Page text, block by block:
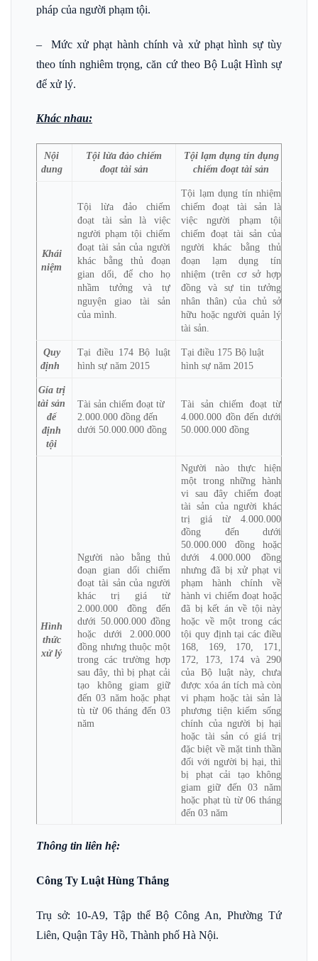
pháp của người phạm tội.
– Mức xử phạt hành chính và xử phạt hình sự tùy
theo tính nghiêm trọng, căn cứ theo Bộ Luật Hình sự
để xử lý.
Khác nhau:
Nội
dung
Tội lừa đảo chiếm
đoạt tài sản
Tội lạm dụng tín dụng
chiếm đoạt tài sản
Khái
niệm
Tội lừa đảo chiếm
đoạt tài sản là việc
người phạm tội chiếm
đoạt tài sản của người
khác bằng thủ đoạn
gian dối, để cho họ
nhầm tưởng và tự
nguyện giao tài sản
của mình.
Tội lạm dụng tín nhiệm
chiếm đoạt tài sản là
việc người phạm tội
chiếm đoạt tài sản của
người khác bằng thủ
đoạn lạm dụng tín
nhiệm (trên cơ sở hợp
đồng và sự tin tưởng
nhân thân) của chủ sở
hữu hoặc người quản lý
tài sản.
Quy
định
Tại điều 174 Bộ luật
hình sự năm 2015
Tại điều 175 Bộ luật
hình sự năm 2015
Gía trị
tài sản
để
định
tội
Tài sản chiếm đoạt từ
2.000.000 đồng đến
dưới 50.000.000 đồng
Tài sản chiếm đoạt từ
4.000.000 đồn đến dưới
50.000.000 đồng
Hình
thức
xử lý
Người nào bằng thủ
đoạn gian dối chiếm
đoạt tài sản của người
khác trị giá từ
2.000.000 đồng đến
dưới 50.000.000 đồng
hoặc dưới 2.000.000
đồng nhưng thuộc một
trong các trường hợp
sau đây, thì bị phạt cải
tạo không giam giữ
đến 03 năm hoặc phạt
tù từ 06 tháng đến 03
năm
Người nào thực hiện
một trong những hành
vi sau đây chiếm đoạt
tài sản của người khác
trị giá từ 4.000.000
đồng đến dưới
50.000.000 đồng hoặc
dưới 4.000.000 đồng
nhưng đã bị xử phạt vi
phạm hành chính về
hành vi chiếm đoạt hoặc
đã bị kết án về tội này
hoặc về một trong các
tội quy định tại các điều
168, 169, 170, 171,
172, 173, 174 và 290
của Bộ luật này, chưa
được xóa án tích mà còn
vi phạm hoặc tài sản là
phương tiện kiếm sống
chính của người bị hại
hoặc tài sản có giá trị
đặc biệt về mặt tinh thần
đối với người bị hại, thì
bị phạt cải tạo không
giam giữ đến 03 năm
hoặc phạt tù từ 06 tháng
đến 03 năm
Thông tin liên hệ:
Công Ty Luật Hùng Thắng
Trụ sở: 10-A9, Tập thể Bộ Công An, Phường Tứ
Liên, Quận Tây Hồ, Thành phố Hà Nội.